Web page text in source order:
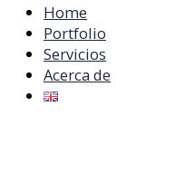
Home
Portfolio
Servicios
Acerca de